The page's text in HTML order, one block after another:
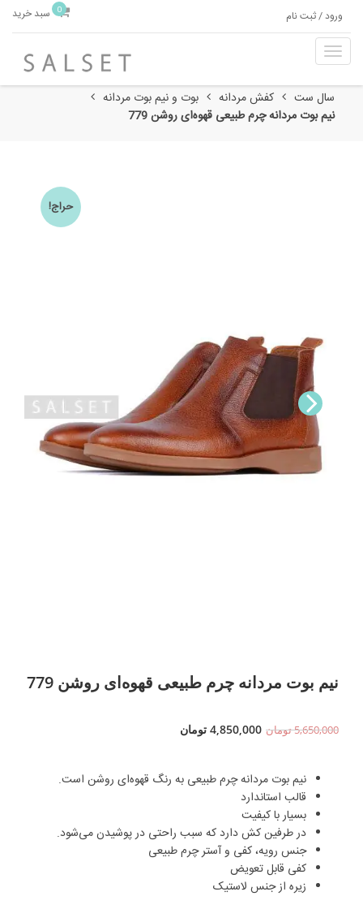
ورود / ثبت نام 0 سبد خرید
T
o
g
g
l
سال ست کفش مردانه
بوت و نیم بوت مردانه
نیم بوت مردانه چرم طبیعی قهوه‌ای روشن 779
حراج!
Nex
نیم بوت مردانه چرم طبیعی قهوه‌ای روشن 779
5,650,000تومان 4,850,000 تومان
نیم بوت مردانه چرم طبیعی به رنگ قهوه‌ای روشن است.
قالب استاندارد
بسیار با کیفیت
در طرفین کش دارد که سبب راحتی در پوشیدن می‌شود.
جنس رویه، کفی و آستر چرم طبیعی
کفی قابل تعویض
زیره از جنس لاستیک